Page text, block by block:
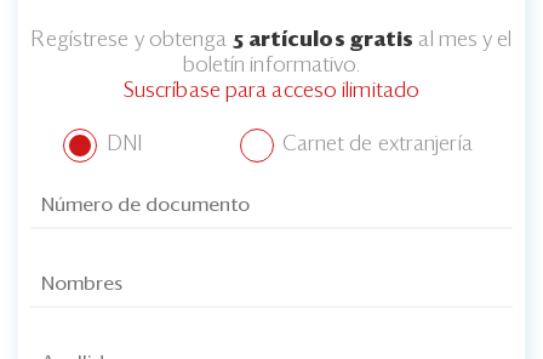
Regístrese y obtenga 5 artículos gratis al mes y el
boletín informativo.
Suscríbase para acceso ilimitado
DNI Carnet de extranjería